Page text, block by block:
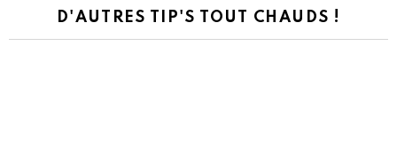
D'AUTRES TIP'S TOUT CHAUDS !